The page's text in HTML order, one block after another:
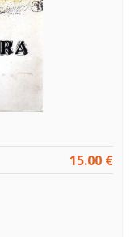
15.00 €